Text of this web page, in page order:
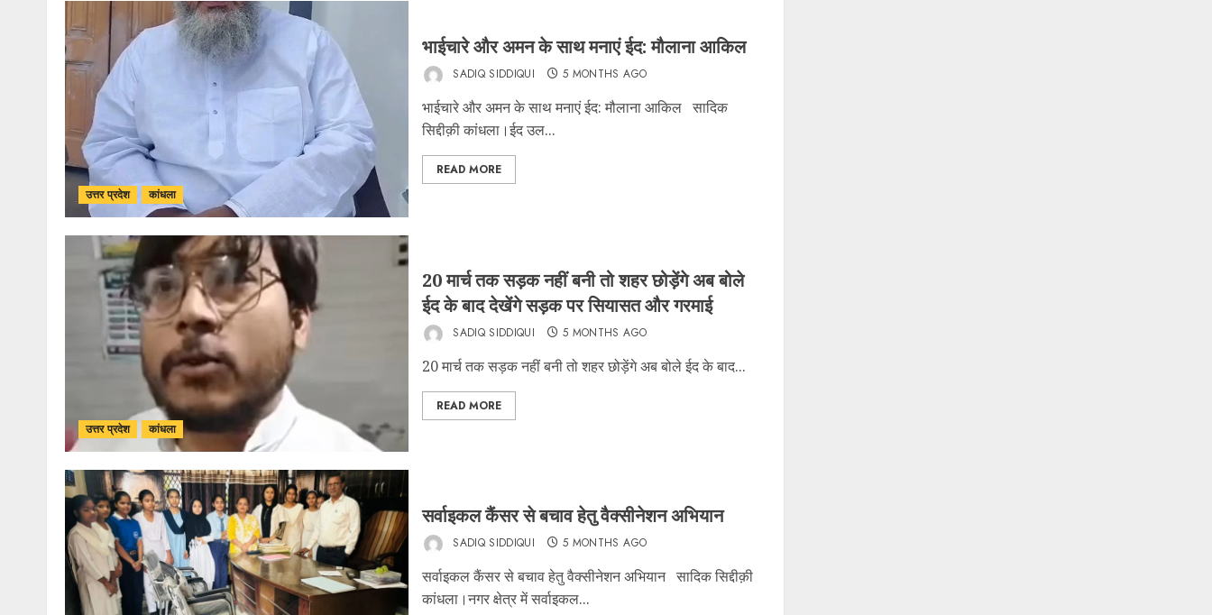
उत्तर प्रदेश कांधला
भाईचारे और अमन के साथ मनाएं ईद: मौलाना आकिल
SADIQ SIDDIQUI 5 MONTHS AGO
भाईचारे और अमन के साथ मनाएं ईद: मौलाना आकिल सादिक
सिद्दीक़ी कांधला।ईद उल...
READ MORE
उत्तर प्रदेश कांधला
20 मार्च तक सड़क नहीं बनी तो शहर छोड़ेंगे अब बोले
ईद के बाद देखेंगे सड़क पर सियासत और गरमाई
SADIQ SIDDIQUI 5 MONTHS AGO
20 मार्च तक सड़क नहीं बनी तो शहर छोड़ेंगे अब बोले ईद के बाद...
READ MORE
सर्वाइकल कैंसर से बचाव हेतु वैक्सीनेशन अभियान
SADIQ SIDDIQUI 5 MONTHS AGO
सर्वाइकल कैंसर से बचाव हेतु वैक्सीनेशन अभियान सादिक सिद्दीक़ी
कांधला।नगर क्षेत्र में सर्वाइकल...